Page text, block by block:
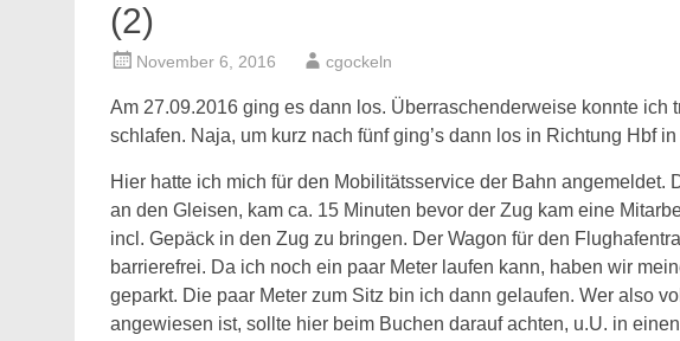
(2)
November 6, 2016 cgockeln
Am 27.09.2016 ging es dann los. Überraschenderweise konnte ich
schlafen. Naja, um kurz nach fünf ging’s dann los in Richtung Hbf
Hier hatte ich mich für den Mobilitätsservice der Bahn angemeldet.
an den Gleisen, kam ca. 15 Minuten bevor der Zug kam eine
incl. Gepäck in den Zug zu bringen. Der Wagon für den
barrierefrei. Da ich noch ein paar Meter laufen kann, haben wir
geparkt. Die paar Meter zum Sitz bin ich dann gelaufen. Wer also
angewiesen ist, sollte hier beim Buchen darauf achten, u.U. in